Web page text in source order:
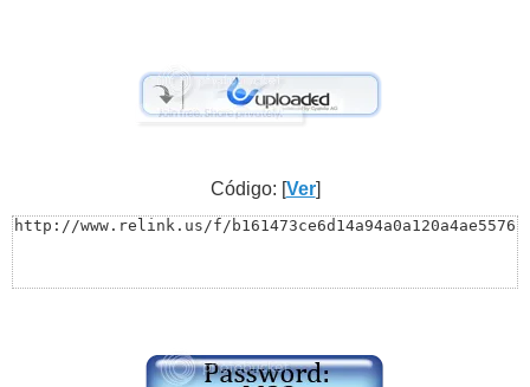
Código: [Ver]
http://www.relink.us/f/b161473ce6d14a94a0a120a4ae5576